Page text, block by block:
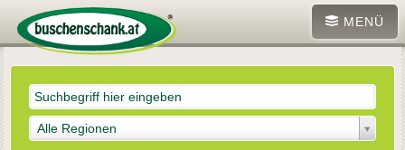
MENÜ
Alle Regionen